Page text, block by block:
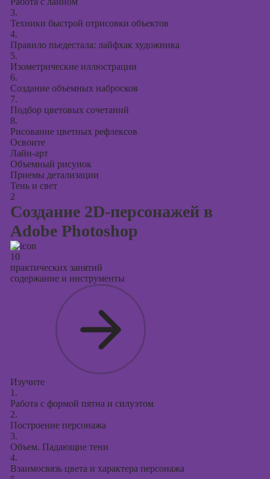
3.
Техники быстрой отрисовки объектов
4.
Правило пьедестала: лайфхак художника
5.
Изометрические иллюстрации
6.
Создание объемных набросков
7.
Подбор цветовых сочетаний
8.
Рисование цветных рефлексов
Освоите
Лайн-арт
Объемный рисунок
Приемы детализации
Тень и свет
2
Создание 2D-персонажей в
Adobe Photoshop
10
практических занятий
содержание и инструменты
Изучите
1.
Работа с формой пятна и силуэтом
2.
Построение персонажа
3.
Объем. Падающие тени
4.
Взаимосвязь цвета и характера персонажа